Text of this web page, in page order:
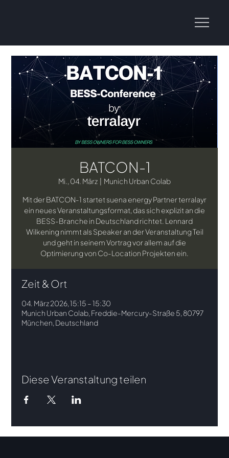
BATCON-1
Mi., 04. März
  |
Munich Urban Colab
Mit der BATCON-1 startet suena energy Partner terralayr
ein neues Veranstaltungsformat, das sich explizit an die
BESS-Branche in Deutschland richtet. Lennard
Wilkening nimmt als Speaker an der Veranstaltung Teil
und geht in seinem Vortrag vor allem auf die
Optimierung von Co-Location Projekten ein.
Zeit & Ort
04. März 2026, 15:15 – 15:30
Munich Urban Colab, Freddie-Mercury-Straße 5, 80797
München, Deutschland
Diese Veranstaltung teilen